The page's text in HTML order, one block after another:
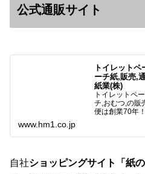
公式通販サイト
トイレット
ーチ紙,販売,
紙業(株)
トイレットペ
チ,おむつ,の販
便は創業70年
様と歩んでま
www.hm1.co.jp
自社ショッピングサイト「紙の